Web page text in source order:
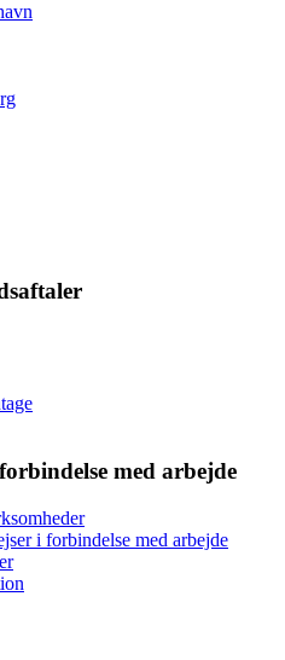
med arbejde
i forbindelse med arbejde